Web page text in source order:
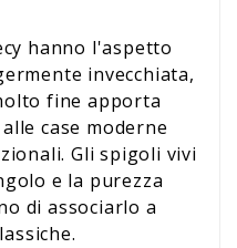
hanno l'aspetto
invecchiata,
fine apporta
case moderne
Gli spigoli vivi
e la purezza
di associarlo a